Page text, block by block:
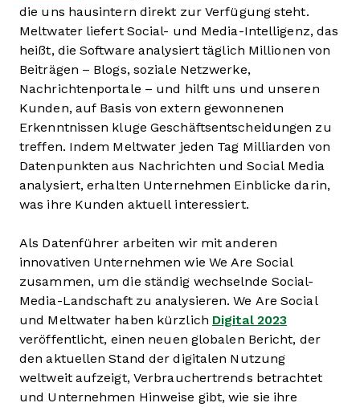
die uns hausintern direkt zur Verfügung steht.
Meltwater liefert Social- und Media-Intelligenz, das
heißt, die Software analysiert täglich Millionen von
Beiträgen – Blogs, soziale Netzwerke,
Nachrichtenportale – und hilft uns und unseren
Kunden, auf Basis von extern gewonnenen
Erkenntnissen kluge Geschäftsentscheidungen zu
treffen. Indem Meltwater jeden Tag Milliarden von
Datenpunkten aus Nachrichten und Social Media
analysiert, erhalten Unternehmen Einblicke darin,
was ihre Kunden aktuell interessiert.
Als Datenführer arbeiten wir mit anderen
innovativen Unternehmen wie We Are Social
zusammen, um die ständig wechselnde Social-
Media-Landschaft zu analysieren. We Are Social
und Meltwater haben kürzlich Digital 2023
veröffentlicht, einen neuen globalen Bericht, der
den aktuellen Stand der digitalen Nutzung
weltweit aufzeigt, Verbrauchertrends betrachtet
und Unternehmen Hinweise gibt, wie sie ihre